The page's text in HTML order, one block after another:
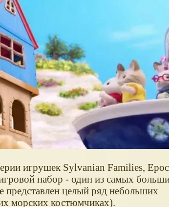
игрушек Sylvanian Families,
набор - один из самых
представлен целый ряд небольших
морских костюмчиках).